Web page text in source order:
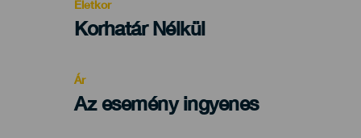
Életkor
Edad
Korhatár Nélkül
Ár
Az esemény ingyenes